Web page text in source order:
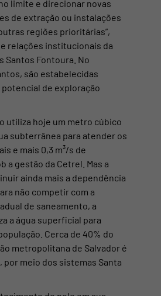
limite e direcionar novas
de extração ou instalações
regiões prioritárias”,
relações institucionais da
Santos Fontoura. No
são estabelecidas
de exploração
utiliza hoje um metro cúbico
subterrânea para atender os
e mais 0,3 m³/s de
a gestão da Cetrel. Mas a
ainda mais a dependência
não competir com a
de saneamento, a
a água superficial para
Cerca de 40% do
metropolitana de Salvador é
por meio dos sistemas Santa